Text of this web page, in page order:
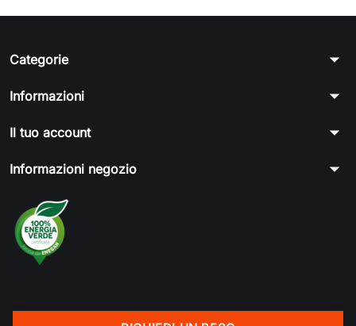
Categorie arrow_drop_down
Informazioni arrow_drop_down
Il tuo account arrow_drop_down
Informazioni negozio arrow_drop_down